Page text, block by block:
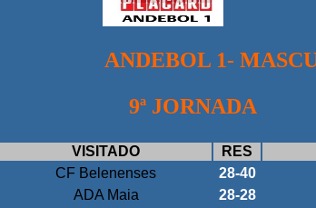
ANDEBOL 1-
9ª JORNADA
VISITADO
RES
CF Belenenses
28-40
ADA Maia
28-28